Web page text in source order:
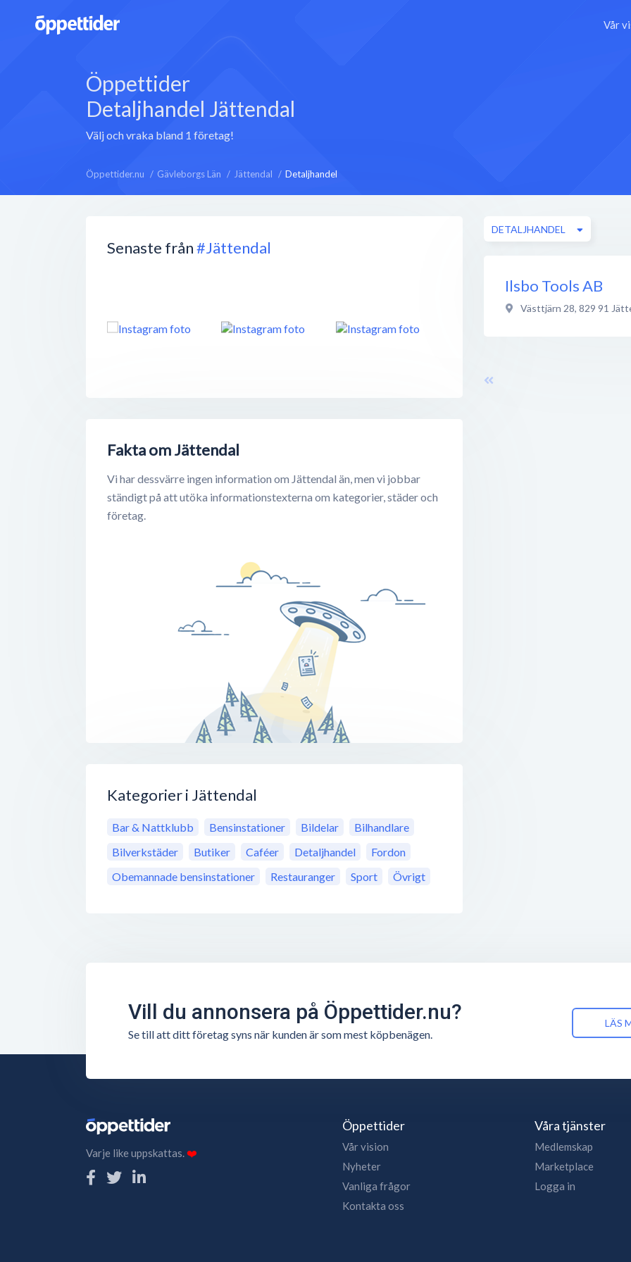
Vår
Öppettider
Detaljhandel Jättendal
Välj och vraka bland 1 företag!
Öppettider.nu Gävleborgs Län Jättendal Detaljhandel
Senaste från#Jättendal
Fakta om Jättendal
Vi har dessvärre ingen information om Jättendal än, men vi jobbar
ständigt på att utöka informationstexterna om kategorier, städer och
företag.
Kategorier i Jättendal
Bar & Nattklubb Bensinstationer Bildelar
Bilhandlare
Bilverkstäder
Butiker Caféer Detaljhandel
Fordon
Obemannade bensinstationer
Restauranger Sport Övrigt
DETALJHANDEL
Ilsbo Tools AB
Västtjärn 28, 829 91
Vill du annonsera på Öppettider.nu?
Se till att ditt företag syns när kunden är som mest köpbenägen.
LÄS
Varje like uppskattas.❤️
Öppettider
Vår vision
Nyheter
Vanliga frågor
Kontakta oss
Våra tjänster
Medlemskap
Marketplace
Logga in